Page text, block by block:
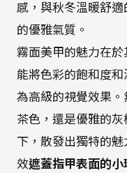
感，與秋冬溫暖舒
的優雅氣質。
霧面美甲的魅力在於
能將色彩的飽和度
為高級的視覺效果
茶色，還是優雅的
下，散發出獨特的
效遮蓋指甲表面的小